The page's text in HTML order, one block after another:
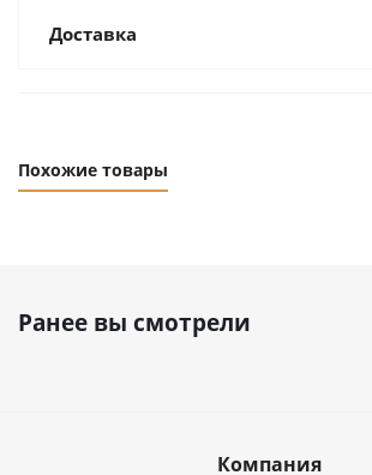
Доставка
Похожие товары
Ранее вы смотрели
Компания